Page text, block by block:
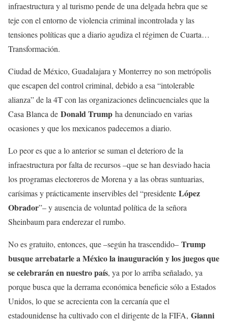
infraestructura y al turismo pende de una delgada hebra que se
teje con el entorno de violencia criminal incontrolada y las
tensiones políticas que a diario agudiza el régimen de Cuarta…
Transformación.
Ciudad de México, Guadalajara y Monterrey no son metrópolis
que escapen del control criminal, debido a esa “intolerable
alianza” de la 4T con las organizaciones delincuenciales que la
Casa Blanca de Donald Trump ha denunciado en varias
ocasiones y que los mexicanos padecemos a diario.
Lo peor es que a lo anterior se suman el deterioro de la
infraestructura por falta de recursos –que se han desviado hacia
los programas electoreros de Morena y a las obras suntuarias,
carísimas y prácticamente inservibles del “presidente López
Obrador”– y ausencia de voluntad política de la señora
Sheinbaum para enderezar el rumbo.
No es gratuito, entonces, que –según ha trascendido– Trump
busque arrebatarle a México la inauguración y los juegos que
se celebrarán en nuestro país, ya por lo arriba señalado, ya
porque busca que la derrama económica beneficie sólo a Estados
Unidos, lo que se acrecienta con la cercanía que el
estadounidense ha cultivado con el dirigente de la FIFA, Gianni